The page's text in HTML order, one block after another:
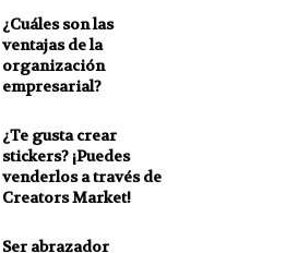
¿Cuáles son las
ventajas de la
organización
empresarial?
¿Te gusta crear
stickers? ¡Puedes
venderlos a través de
Creators Market!
Ser abrazador